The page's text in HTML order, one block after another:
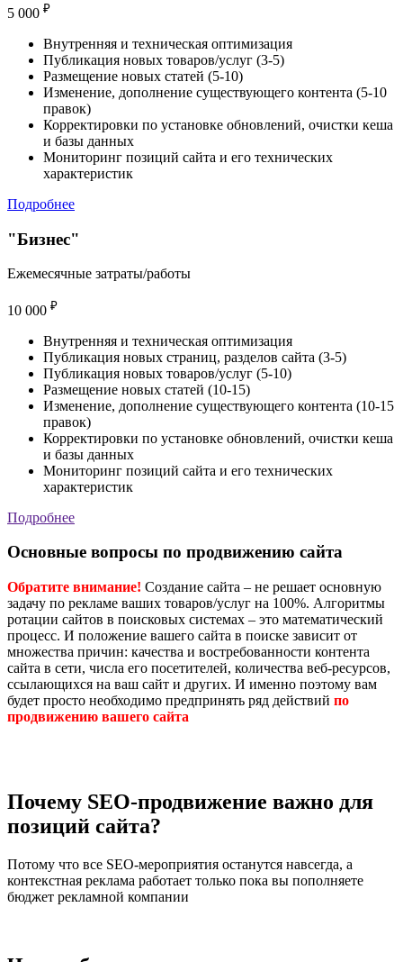
5 000 ₽
Внутренняя и техническая оптимизация
Публикация новых товаров/услуг (3-5)
Размещение новых статей (5-10)
Изменение, дополнение существующего контента (5-10
правок)
Корректировки по установке обновлений, очистки кеша
и базы данных
Мониторинг позиций сайта и его технических
характеристик
Подробнее
"Бизнес"
Ежемесячные затраты/работы
10 000 ₽
Внутренняя и техническая оптимизация
Публикация новых страниц, разделов сайта (3-5)
Публикация новых товаров/услуг (5-10)
Размещение новых статей (10-15)
Изменение, дополнение существующего контента (10-15
правок)
Корректировки по установке обновлений, очистки кеша
и базы данных
Мониторинг позиций сайта и его технических
характеристик
Подробнее
Основные вопросы по продвижению cайта
Обратите внимание! Создание сайта – не решает основную
задачу по рекламе ваших товаров/услуг на 100%. Алгоритмы
ротации сайтов в поисковых системах – это математический
процесс. И положение вашего сайта в поиске зависит от
множества причин: качества и востребованности контента
сайта в сети, числа его посетителей, количества веб-ресурсов,
ссылающихся на ваш сайт и других. И именно поэтому вам
будет просто необходимо предпринять ряд действий по
продвижению вашего сайта
Почему SEO-продвижение важно для
позиций сайта?
Потому что все SEO-мероприятия останутся навсегда, а
контекстная реклама работает только пока вы пополняете
бюджет рекламной компании